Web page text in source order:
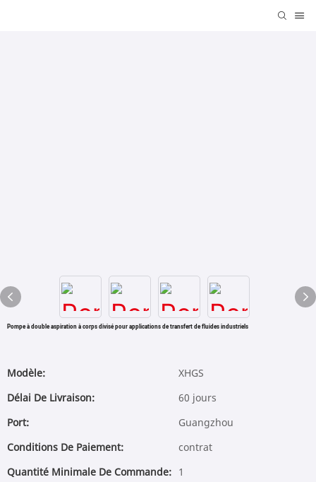
Pompe à double aspiration à corps divisé pour applications de transfert de fluides industriels
Modèle:
XHGS
Délai De Livraison:
60 jours
Port:
Guangzhou
Conditions De Paiement:
contrat
Quantité Minimale De Commande: 1